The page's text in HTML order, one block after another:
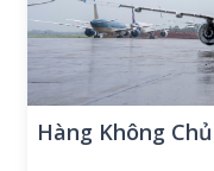
Hàng Không